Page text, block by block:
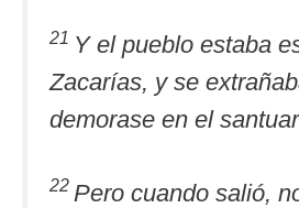
21 Y el pueblo estaba
Zacarías, y se
demorase en el
22 Pero cuando salió,